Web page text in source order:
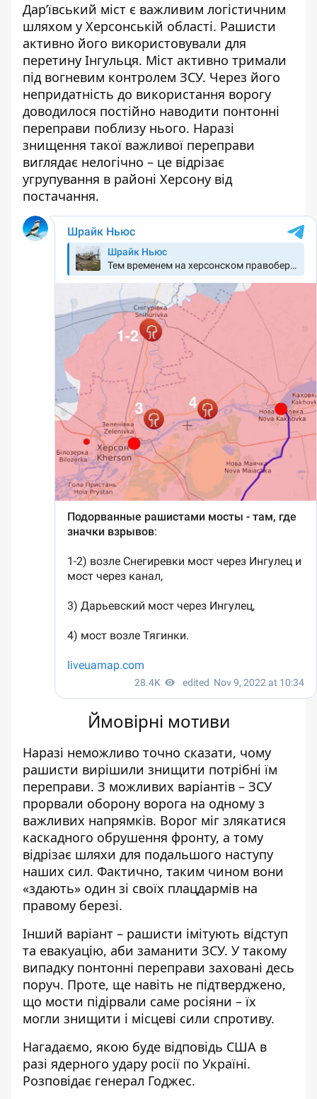
Дар’ївський міст є важливим логістичним
шляхом у Херсонській області. Рашисти
активно його використовували для
перетину Інгульця. Міст активно тримали
під вогневим контролем ЗСУ. Через його
непридатність до використання ворогу
доводилося постійно наводити понтонні
переправи поблизу нього. Наразі
знищення такої важливої переправи
виглядає нелогічно – це відрізає
угрупування в районі Херсону від
постачання.
Ймовірні мотиви
Наразі неможливо точно сказати, чому
рашисти вирішили знищити потрібні їм
переправи. З можливих варіантів – ЗСУ
прорвали оборону ворога на одному з
важливих напрямків. Ворог міг злякатися
каскадного обрушення фронту, а тому
відрізає шляхи для подальшого наступу
наших сил. Фактично, таким чином вони
«здають» один зі своїх плацдармів на
правому березі.
Інший варіант – рашисти імітують відступ
та евакуацію, аби заманити ЗСУ. У такому
випадку понтонні переправи заховані десь
поруч. Проте, ще навіть не підтверджено,
що мости підірвали саме росіяни – їх
могли знищити і місцеві сили спротиву.
Нагадаємо, якою буде відповідь США в
разі ядерного удару росії по Україні.
Розповідає генерал Годжес.